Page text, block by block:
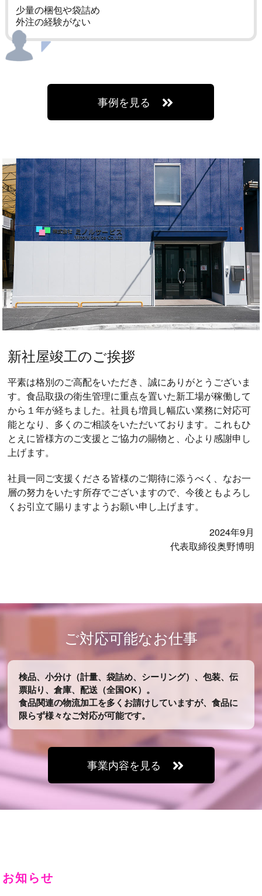
少量の梱包や袋詰め
外注の経験がない
事例を見る
新社屋竣⼯のご挨拶
平素は格別のご⾼配をいただき、誠にありがとうございま
す。⾷品取扱の衛⽣管理に重点を置いた新⼯場が稼働して
から１年が経ちました。社員も増員し幅広い業務に対応可
能となり、多くのご相談をいただいております。これもひ
とえに皆様⽅のご⽀援とご協⼒の賜物と、⼼より感謝申し
上げます。
社員⼀同ご⽀援くださる皆様のご期待に添うべく、なお⼀
層の努⼒をいたす所存でございますので、今後ともよろし
くお引⽴て賜りますようお願い申し上げます。
2024年9⽉
代表取締役奥野博明
ご対応可能なお仕事
検品、小分け（計量、袋詰め、シーリング）、包装、伝
票貼り、倉庫、配送（全国OK）。
食品関連の物流加工を多くお請けしていますが、食品に
限らず様々なご対応が可能です。
事業内容を見る
お知らせ